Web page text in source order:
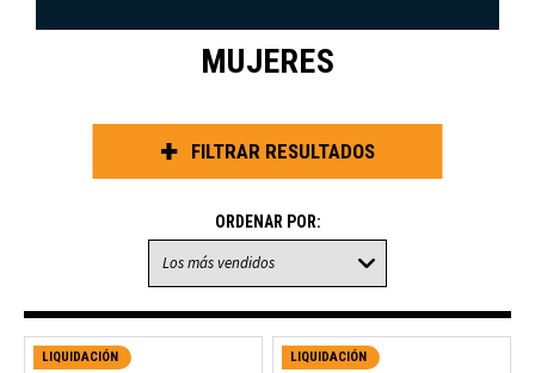
MUJERES
FILTRAR RESULTADOS
ORDENAR POR:
LIQUIDACIÓN LIQUIDACIÓN